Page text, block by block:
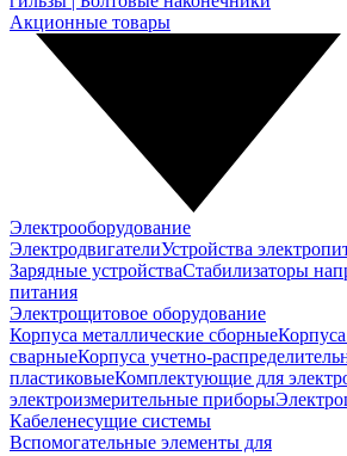
Акционные товары
Электрооборудование
ЭлектродвигателиУстройства
Зарядные устройстваСтабилизаторы
питания
Электрощитовое оборудование
Корпуса металлические сборные
сварныеКорпуса учетно-
пластиковыеКомплектующие для
электроизмерительные приборы
Кабеленесущие системы
Вспомогательные элементы для